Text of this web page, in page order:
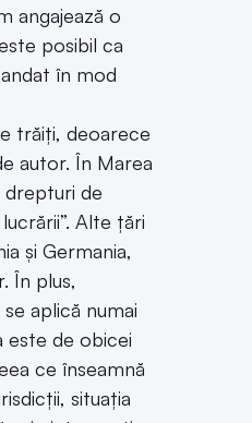
angajează o
posibil ca
în mod
trăiți, deoarece
autor. În Marea
drepturi de
Alte țări
și Germania,
În plus,
aplică numai
este de obicei
ce înseamnă
situația